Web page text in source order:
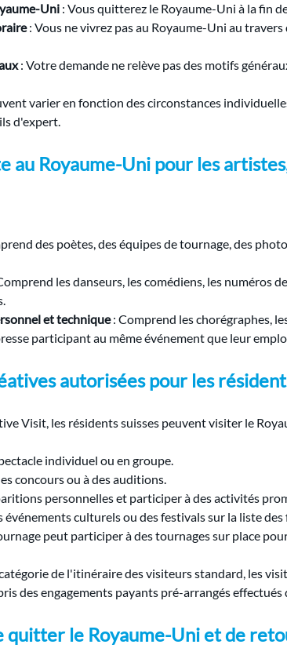
Uni : Vous quitterez le Royaume-Uni à la fin
: Vous ne vivrez pas au Royaume-Uni au
: Votre demande ne relève pas des motifs
varier en fonction des circonstances
d'expert.
au Royaume-Uni pour les
des poètes, des équipes de tournage, des
les danseurs, les comédiens, les numéros
et technique : Comprend les chorégraphes,
participant au même événement que leur
autorisées pour les
Visit, les résidents suisses peuvent visiter le
individuel ou en groupe.
concours ou à des auditions.
personnelles et participer à des activités
événements culturels ou des festivals sur la liste
peut participer à des tournages sur place
de l'itinéraire des visiteurs standard, les
des engagements payants pré-arrangés
quitter le Royaume-Uni et de